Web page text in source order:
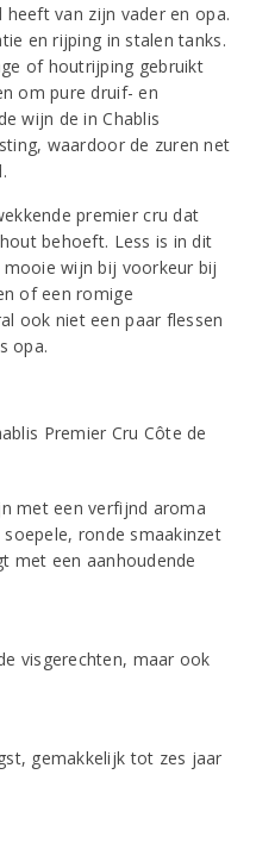
van zijn vader en opa.
en rijping in stalen tanks.
of houtrijping gebruikt
om pure druif- en
wijn de in Chablis
waardoor de zuren net
premier cru dat
behoeft. Less is in dit
wijn bij voorkeur bij
of een romige
ook niet een paar flessen
opa.
met een verfijnd aroma
ronde smaakinzet
met een aanhoudende
visgerechten, maar ook
gemakkelijk tot zes jaar